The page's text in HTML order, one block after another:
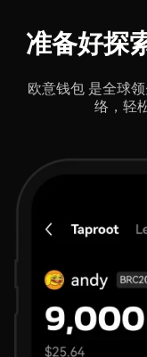
准备好探
欧意钱包 是全球
络，轻